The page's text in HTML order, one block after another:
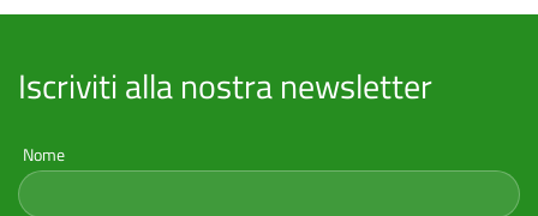
Iscriviti alla nostra newsletter
Nome